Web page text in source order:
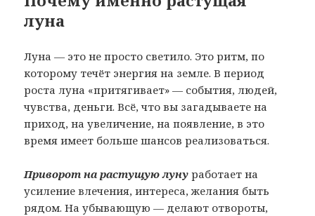
луна
Луна — это не просто светило. Это ритм, по
которому течёт энергия на земле. В период
роста луна «притягивает» — события, людей,
чувства, деньги. Всё, что вы загадываете на
приход, на увеличение, на появление, в это
время имеет больше шансов реализоваться.
Приворот на растущую луну работает на
усиление влечения, интереса, желания быть
рядом. На убывающую — делают отвороты,